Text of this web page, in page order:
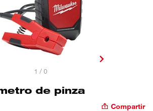
1 / 0
de pinza
Compartir